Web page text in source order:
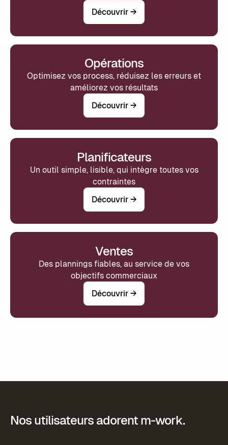
Découvrir →
Opérations
Optimisez vos process, réduisez les erreurs et
améliorez vos résultats
Découvrir →
Planificateurs
Un outil simple, lisible, qui intègre toutes vos
contraintes
Découvrir →
Ventes
Des plannings fiables, au service de vos
objectifs commerciaux
Découvrir →
Nos utilisateurs adorent m-work.